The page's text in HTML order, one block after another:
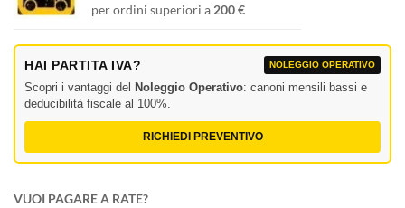
per ordini superiori a 200 €
HAI PARTITA IVA? NOLEGGIO OPERATIVO
Scopri i vantaggi del Noleggio Operativo: canoni mensili bassi e
deducibilità fiscale al 100%.
RICHIEDI PREVENTIVO
VUOI PAGARE A RATE?